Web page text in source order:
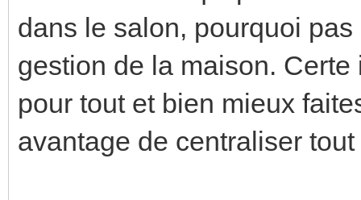
dans le salon, pourquoi
gestion de la maison.
pour tout et bien mieux
avantage de centraliser